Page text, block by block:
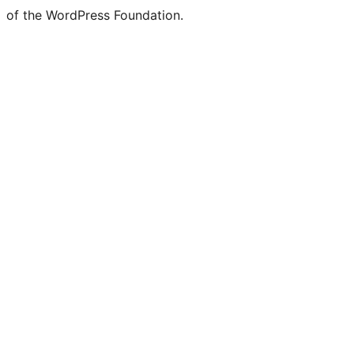
of the WordPress Foundation.